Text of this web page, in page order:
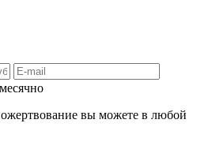
вы можете в любой